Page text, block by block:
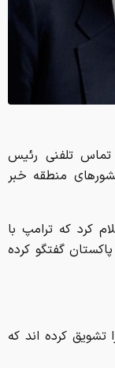
تماس تلفنی رئیس
منطقه خبر
کرد که ترامپ با
گفتگو کرده
تشویق کرده اند که